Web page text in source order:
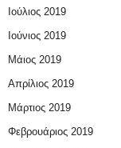
Ιούλιος 2019
Ιούνιος 2019
Μάιος 2019
Απρίλιος 2019
Μάρτιος 2019
Φεβρουάριος 2019